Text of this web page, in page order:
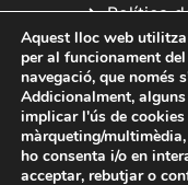
Política
© 2020 Web desarrollada
Aquest lloc web utilitza
per al funcionament
navegació, que només
Addicionalment,
implicar l'ús de
màrqueting/
ho consenta i/o en
acceptar, rebutjar o